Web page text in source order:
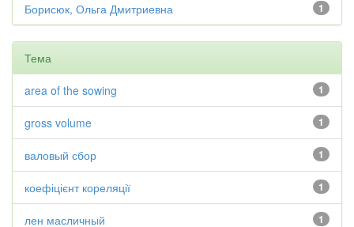
1
Борисюк, Ольга Дмитриевна
Тема
1
area of the sowing
1
gross volume
1
валовый сбор
1
коефіцієнт кореляції
1
лен масличный